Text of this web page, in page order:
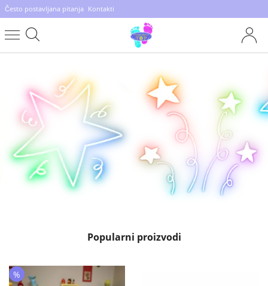
Često postavljana pitanja Kontakti
Popularni proizvodi
%